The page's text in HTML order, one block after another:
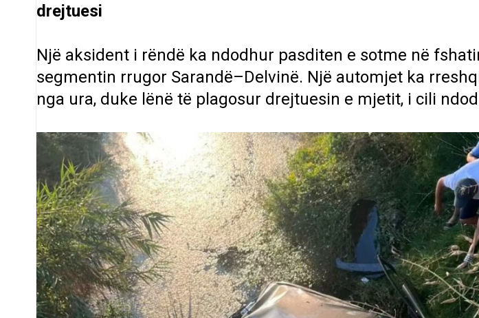
drejtuesi
Një aksident i rëndë ka ndodhur pasditen e sotme në
segmentin rrugor Sarandë–Delvinë. Një automjet ka
nga ura, duke lënë të plagosur drejtuesin e mjetit, i cili